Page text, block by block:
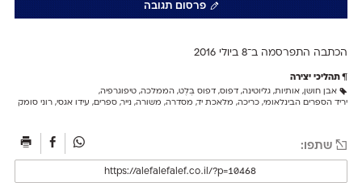
פרסום תגובה
הכתבה התפרסמה ב־8 ב יולי 2016
תהליכי יצירה
אבן חושן , אותיות, גליוטינה, דפוס, דפוס בֶּלֶט, הממלכה, טיפוגרפיה,
יריד הספרים הבינלאומי, כריכה, מלאכת יד, מסדרה, משורה, נייר, ספרים, עידו אגסי, רוני סומק
שתפו: